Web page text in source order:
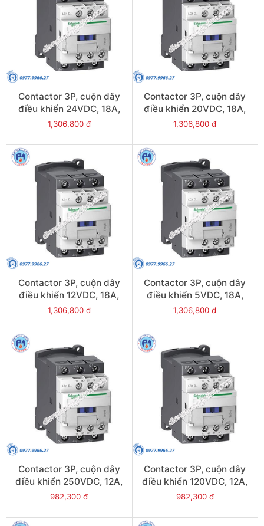
Contactor 3P, cuộn dây
điều khiển 24VDC, 18A,
1N/O, 1N/C - Model
1,306,800 đ
Contactor 3P, cuộn dây
điều khiển 20VDC, 18A,
1N/O, 1N/C - Model
1,306,800 đ
Contactor 3P, cuộn dây
điều khiển 12VDC, 18A,
1N/O, 1N/C - Model
1,306,800 đ
Contactor 3P, cuộn dây
điều khiển 5VDC, 18A,
1N/O, 1N/C - Model
1,306,800 đ
Contactor 3P, cuộn dây
điều khiển 250VDC, 12A,
1N/O, 1N/C - Model
982,300 đ
Contactor 3P, cuộn dây
điều khiển 120VDC, 12A,
1N/O, 1N/C - Model
982,300 đ